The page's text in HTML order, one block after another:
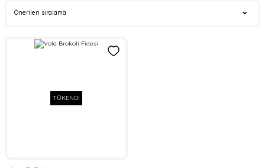
TÜKENDİ